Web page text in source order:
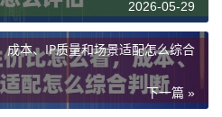
作效率，甚至导致任务失
运行或高并发请求的业务，
须过硬。
持。一个靠谱的服务商应提
2026-05-29
成本、IP质量和场景适配怎么综合
下一篇 »